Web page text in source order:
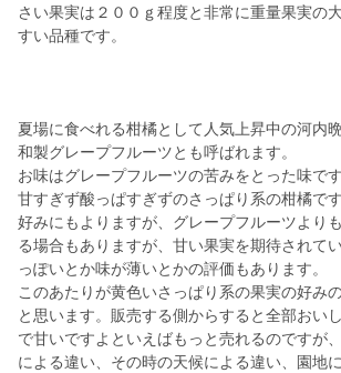
さい果実は２００ｇ程度と非常に重量果実の
すい品種です。
夏場に食べれる柑橘として人気上昇中の河内晩
和製グレープフルーツとも呼ばれます。
お味はグレープフルーツの苦みをとった味です
甘すぎず酸っぱすぎずのさっぱり系の柑橘です
好みにもよりますが、グレープフルーツより
る場合もありますが、甘い果実を期待されて
っぽいとか味が薄いとかの評価もあります。
このあたりが黄色いさっぱり系の果実の好み
と思います。販売する側からすると全部おい
で甘いですよといえばもっと売れるのですが
による違い、その時の天候による違い、園地